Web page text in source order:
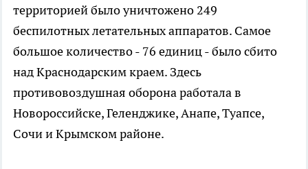
территорией было уничтожено 249
беспилотных летательных аппаратов. Самое
большое количество - 76 единиц - было сбито
над Краснодарским краем. Здесь
противовоздушная оборона работала в
Новороссийске, Геленджике, Анапе, Туапсе,
Сочи и Крымском районе.